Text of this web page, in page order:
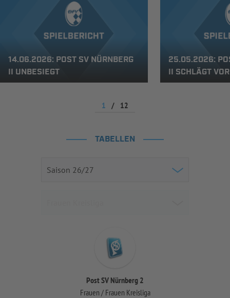
14.06.2026: POST SV NÜRNBERG
II UNBESIEGT
25.05.2026:
II SCHLÄGT
1 / 12
TABELLEN
Post SV Nürnberg 2
Frauen / Frauen Kreisliga